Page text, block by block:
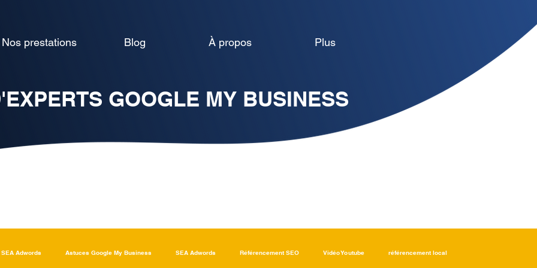
SEA Adwords Astuces Google My Business SEA Adwords Référencement SEO Vidéo Youtube référencement local
Nos prestations Blog À propos Plus
GOOGLE MY BUSINESS